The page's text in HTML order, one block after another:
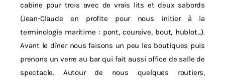
cabine pour trois avec de vrais lits et deux sabords
(Jean-Claude en profite pour nous initier à la
terminologie maritime : pont, coursive, bout, hublot…).
Avant le dîner nous faisons un peu les boutiques puis
prenons un verre au bar qui fait aussi office de salle de
spectacle. Autour de nous quelques routiers,